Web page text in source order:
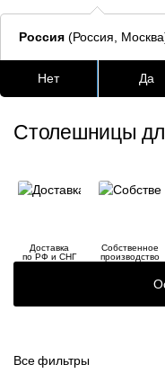
lars
шафран
Главная
Столешницы
Доставка
по РФ и СНГ
Собственное
производство
Все фильтры
Россия (Россия,
Нет Да